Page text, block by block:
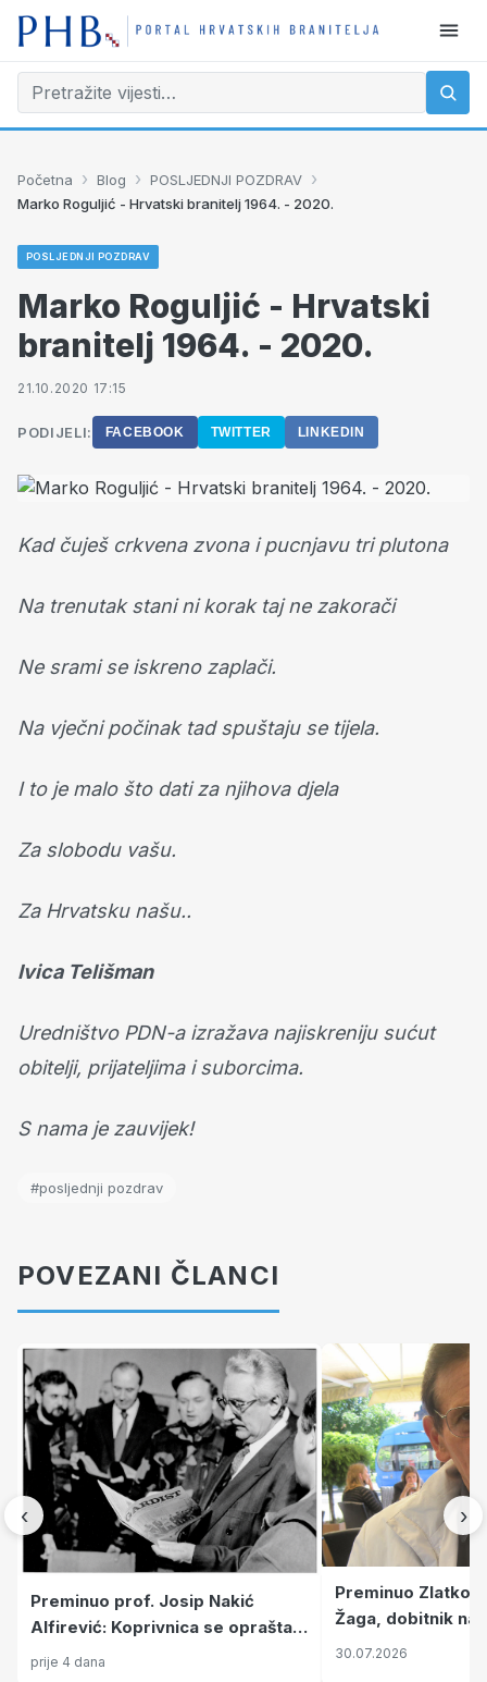
Početna › Blog › POSLJEDNJI POZDRAV ›
Marko Roguljić - Hrvatski branitelj 1964. - 2020.
POSLJEDNJI POZDRAV
Marko Roguljić - Hrvatski
branitelj 1964. - 2020.
21.10.2020 17:15
PODIJELI: FACEBOOK TWITTER LINKEDIN
Kad čuješ crkvena zvona i pucnjavu tri plutona
Na trenutak stani ni korak taj ne zakorači
Ne srami se iskreno zaplači.
Na vječni počinak tad spuštaju se tijela.
I to je malo što dati za njihova djela
Za slobodu vašu.
Za Hrvatsku našu..
Ivica Telišman
Uredništvo PDN-a izražava najiskreniju sućut
obitelji, prijateljima i suborcima.
S nama je zauvijek!
#posljednji pozdrav
POVEZANI ČLANCI
‹
Preminuo prof. Josip Nakić
Alfirević: Koprivnica se oprašta
od ratnog zapovjednika i velikana
prije 4 dana
Preminuo Zlatko
Žaga, dobitnik
priznanja koji
30.07.2026
›